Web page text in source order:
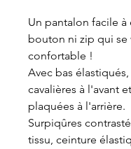
Un pantalon facile à
bouton ni zip qui se
confortable !
Avec bas
cavalières à l'avant
plaquées à l'arrière.
Surpiqûres
tissu, ceinture